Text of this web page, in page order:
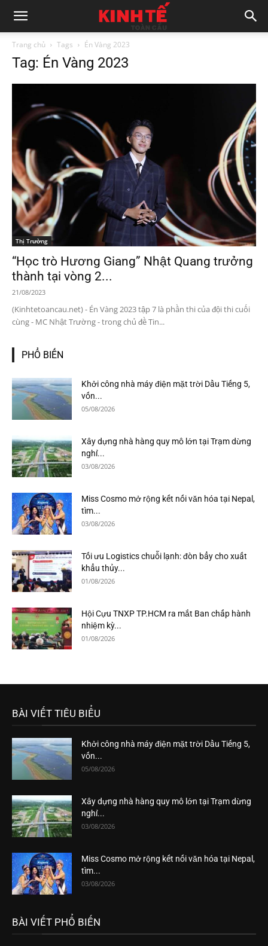
Trang chủ Tags Én Vàng 2023
Tag: Én Vàng 2023
Thị Trường
“Học trò Hương Giang” Nhật Quang trưởng
thành tại vòng 2...
21/08/2023
(Kinhtetoancau.net) - Én Vàng 2023 tập 7 là phần thi của đội thi cuối
cùng - MC Nhật Trường - trong chủ đề Tin...
PHỔ BIẾN
Khởi công nhà máy điện mặt trời Dầu Tiếng 5,
vốn...
05/08/2026
Xây dựng nhà hàng quy mô lớn tại Trạm dừng
nghỉ...
03/08/2026
Miss Cosmo mở rộng kết nối văn hóa tại Nepal,
tìm...
03/08/2026
Tối ưu Logistics chuỗi lạnh: đòn bẩy cho xuất
khẩu thủy...
01/08/2026
Hội Cựu TNXP TP.HCM ra mắt Ban chấp hành
nhiệm kỳ...
01/08/2026
BÀI VIẾT TIÊU BIỂU
Khởi công nhà máy điện mặt trời Dầu Tiếng 5,
vốn...
05/08/2026
Xây dựng nhà hàng quy mô lớn tại Trạm dừng
nghỉ...
03/08/2026
Miss Cosmo mở rộng kết nối văn hóa tại Nepal,
tìm...
03/08/2026
BÀI VIẾT PHỔ BIẾN